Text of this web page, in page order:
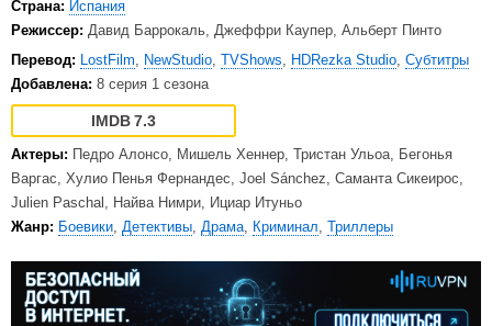
Страна: Испания
Режиссер: Давид Баррокаль, Джеффри Каупер, Альберт Пинто
Перевод: LostFilm, NewStudio, TVShows, HDRezka Studio, Субтитры
Добавлена: 8 серия 1 сезона
7.3
Актеры: Педро Алонсо, Мишель Хеннер, Тристан Ульоа, Бегонья
Варгас, Хулио Пенья Фернандес, Joel Sánchez, Саманта Сикеирос,
Julien Paschal, Найва Нимри, Ициар Итуньо
Жанр: Боевики, Детективы, Драма, Криминал, Триллеры